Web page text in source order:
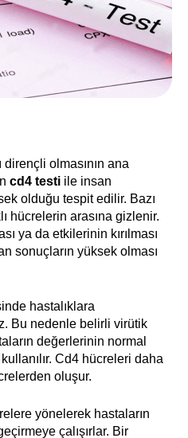
dirençli olmasının ana
cd4 testi ile insan
olduğu tespit edilir. Bazı
hücrelerin arasına gizlenir.
ya da etkilerinin kırılması
sonuçların yüksek olması
hastalıklara
Bu nedenle belirli virütik
değerlerinin normal
kullanılır. Cd4 hücreleri daha
oluşur.
yönelerek hastaların
çalışırlar. Bir